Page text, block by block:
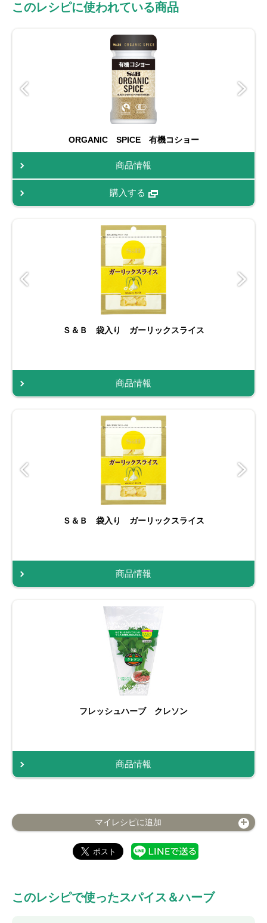
このレシピに使われている商品
ORGANIC SPICE 有機コショー
商品情報
購入する
Ｓ＆Ｂ 袋入り ガーリックスライス
商品情報
Ｓ＆Ｂ 袋入り ガーリックスライス
商品情報
フレッシュハーブ クレソン
商品情報
マイレシピに追加
このレシピで使ったスパイス＆ハーブ